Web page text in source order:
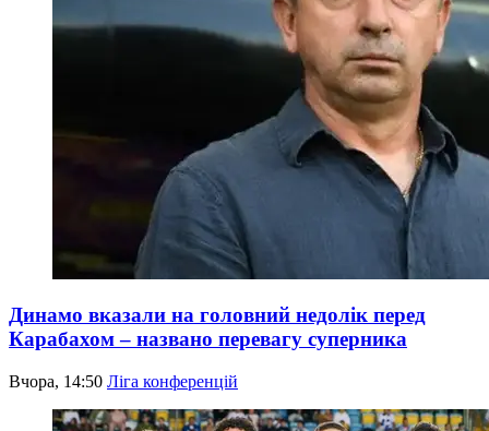
Динамо вказали на головний недолік перед
Карабахом – названо перевагу суперника
Вчора, 14:50 Ліга конференцій